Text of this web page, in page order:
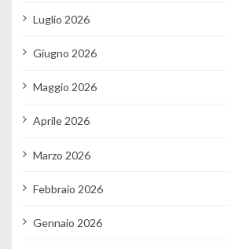
Luglio 2026
Giugno 2026
Maggio 2026
Aprile 2026
Marzo 2026
Febbraio 2026
Gennaio 2026